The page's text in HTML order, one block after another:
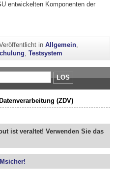
entwickelten Komponenten der
zum Probieren und Üben"
in Allgemein,
Testsystem
LOS
(ZDV)
ist veraltet! Verwenden Sie das